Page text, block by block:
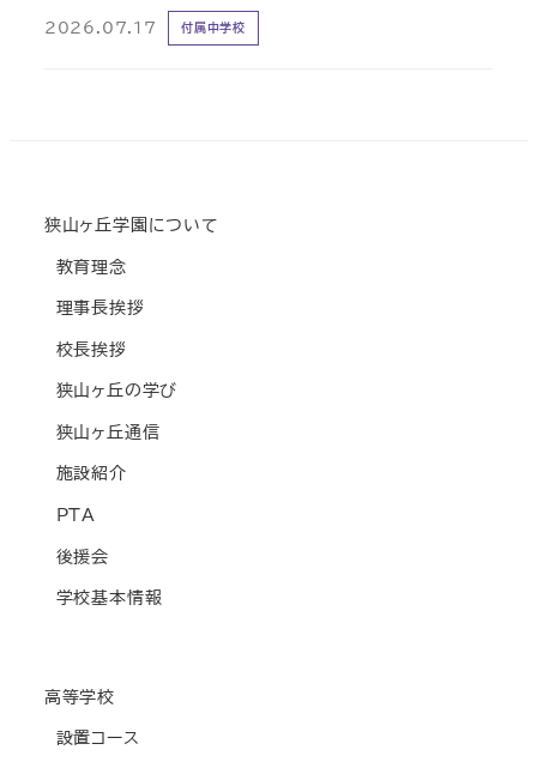
2026.07.17 付属中学校
狭山ヶ丘学園について
教育理念
理事長挨拶
校長挨拶
狭山ヶ丘の学び
狭山ヶ丘通信
施設紹介
PTA
後援会
学校基本情報
高等学校
設置コース